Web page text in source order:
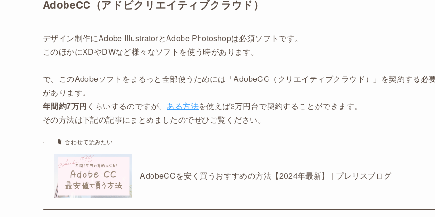
AdobeCC（アドビクリエイティブクラウド）
デザイン制作にAdobe IllustratorとAdobe Photoshopは必須ソフトです。
このほかにXDやDWなど様々なソフトを使う時があります。
で、このAdobeソフトをまるっと全部使うためには「AdobeCC（クリエイティブクラウド）」を契約する必
があります。
年間約7万円 くらいするのですが、 ある方法を使えば3万円台で契約することができます。
その方法は下記の記事にまとめましたのでぜひご覧ください。
合わせて読みたい
AdobeCCを安く買うおすすめの方法【2024年最新】 | プレリスブログ